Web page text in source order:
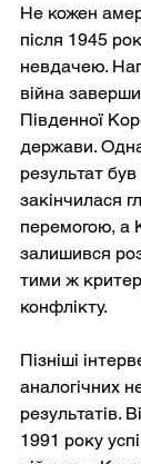
Не кожен
після 1945
невдачею.
війна
Південної
держави.
результат
закінчилася
перемогою, а
залишився
тими ж
конфлікту.
Пізніші
аналогічних
результатів.
1991 року